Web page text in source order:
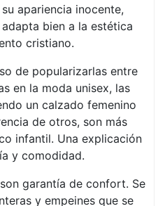
apariencia inocente,
bien a la estética
cristiano.
de popularizarlas entre
en la moda unisex, las
un calzado femenino
de otros, son más
infantil. Una explicación
y comodidad.
garantía de confort. Se
y empeines que se